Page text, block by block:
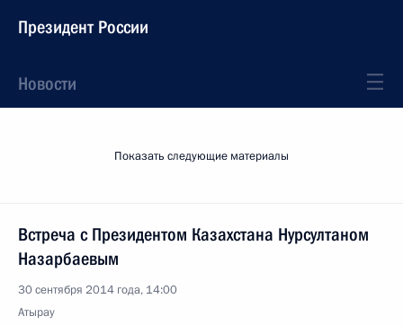
Президент России
Новости
Показать следующие материалы
Встреча с Президентом Казахстана Нурсултаном
Назарбаевым
30 сентября 2014 года, 14:00
Атырау